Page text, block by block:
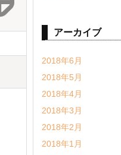
アーカイブ
2018年6月
2018年5月
2018年4月
2018年3月
2018年2月
2018年1月